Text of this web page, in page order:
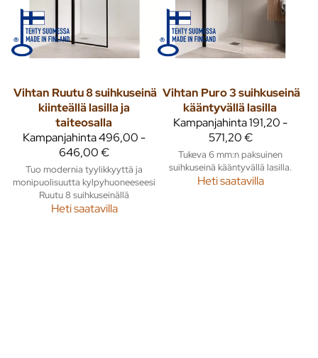
Vihtan Ruutu 8 suihkuseinä
kiinteällä lasilla ja
taiteosalla
Kampanjahinta496,00 -
646,00 €
Tuo modernia tyylikkyyttä ja
monipuolisuutta kylpyhuoneeseesi
Ruutu 8 suihkuseinällä
Heti saatavilla
Vihtan Puro 3 suihkuseinä
kääntyvällä lasilla
Kampanjahinta191,20 -
571,20 €
Tukeva 6 mm:n paksuinen
suihkuseinä kääntyvällä lasilla.
Heti saatavilla